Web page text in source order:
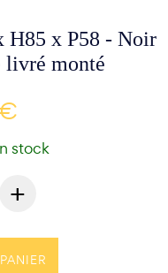
H85 x P58 - Noir
livré monté
stock
+